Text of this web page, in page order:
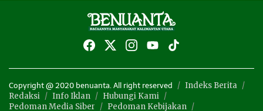
Copyright @ 2020 benuanta. All right reserved
Indeks Berita
Redaksi
Info Iklan
Hubungi Kami
Pedoman Media Siber
Pedoman Kebijakan